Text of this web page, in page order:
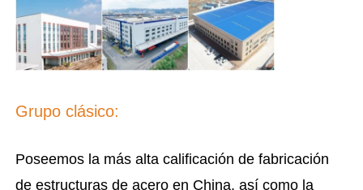
Grupo clásico:
Poseemos la más alta calificación de fabricación
de estructuras de acero en China, así como la